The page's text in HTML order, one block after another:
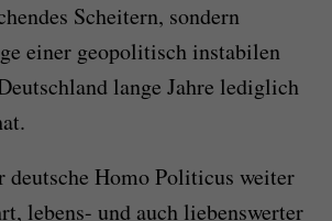
Scheitern, sondern
einer geopolitisch instabilen
lange Jahre lediglich
deutsche Homo Politicus weiter
lebens- und auch liebenswerter